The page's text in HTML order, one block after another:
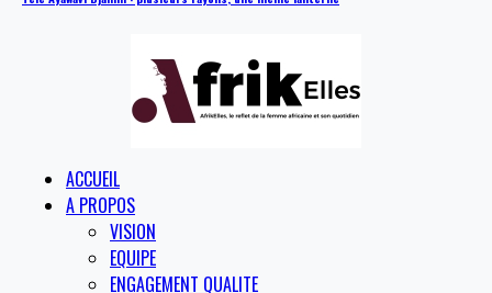
ACCUEIL
A PROPOS
VISION
EQUIPE
ENGAGEMENT QUALITE